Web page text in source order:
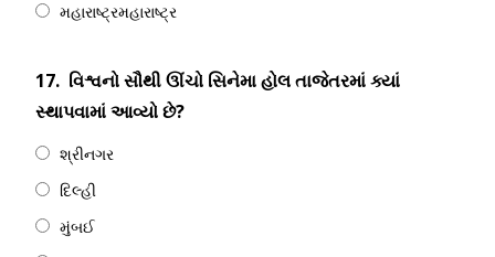
મહારાષ્ટ્રમહારાષ્ટ્ર
17. વિશ્વનો સૌથી ઊંચો સિનેમા હોલ તાજેતરમાં ક્યાં
સ્થાપવામાં આવ્યો છે?
શ્રીનગર
દિલ્હી
મુંબઈ